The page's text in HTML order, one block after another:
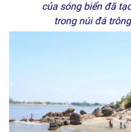
của sóng biển đã
trong núi đá